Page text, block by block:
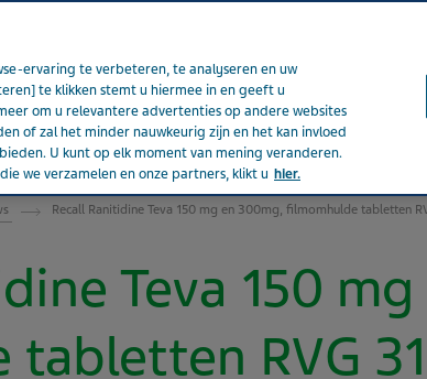
Nieuws & media Producten
Recall Ranitidine Teva 150 mg en 300mg, filmomhulde tabletten
Teva 150
RVG
ervaring te verbeteren, te analyseren en uw
te klikken stemt u hiermee in en geeft u
om u relevantere advertenties op andere websites
of zal het minder nauwkeurig zijn en het kan invloed
U kunt op elk moment van mening veranderen.
we verzamelen en onze partners, klikt u hier.